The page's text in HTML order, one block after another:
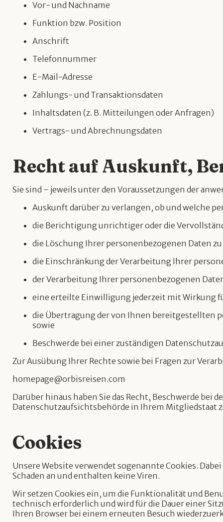
Vor- und Nachname
Funktion bzw. Position
Anschrift
Telefonnummer
E-Mail-Adresse
Zahlungs- und Transaktionsdaten
Inhaltsdaten (z. B. Mitteilungen oder Anfragen)
Vertrags- und Abrechnungsdaten
Recht auf Auskunft,
Sie sind – jeweils unter den Voraussetzungen der
Auskunft darüber zu verlangen, ob und welche
die Berichtigung unrichtiger oder die
die Löschung Ihrer personenbezogenen Daten
die Einschränkung der Verarbeitung Ihrer
der Verarbeitung Ihrer personenbezogenen
eine erteilte Einwilligung jederzeit mit Wirkung
die Übertragung der von Ihnen bereitgestellten
sowie
Beschwerde bei einer zuständigen
Zur Ausübung Ihrer Rechte sowie bei Fragen zur
homepage@orbisreisen.com
Darüber hinaus haben Sie das Recht, Beschwerde
Datenschutzaufsichtsbehörde in Ihrem Mitgliedstaat
Cookies
Unsere Website verwendet sogenannte Cookies.
Schaden an und enthalten keine Viren.
Wir setzen Cookies ein, um die Funktionalität und
technisch erforderlich und wird für die Dauer einer
Ihren Browser bei einem erneuten Besuch